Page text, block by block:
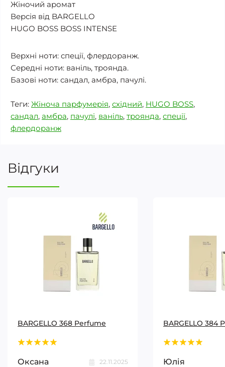
Жіночий аромат
Версія від BARGELLO
HUGO BOSS BOSS INTENSE
Верхні ноти: спеції, флердоранж.
Середні ноти: ваніль, троянда.
Базові ноти: сандал, амбра, пачулі.
Теги: Жіноча парфумерія, східний, HUGO BOSS,
сандал, амбра, пачулі, ваніль, троянда, спеції,
флердоранж
Відгуки
BARGELLO 368 Perfume
Оксана 22.11.2025
BARGELLO 384
Юлія